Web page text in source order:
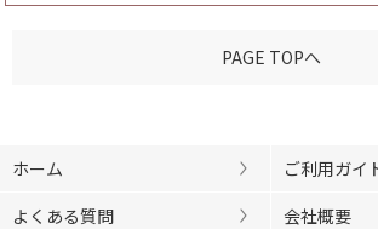
PAGE TOPへ
ホーム
ご利用ガイ
よくある質問
会社概要